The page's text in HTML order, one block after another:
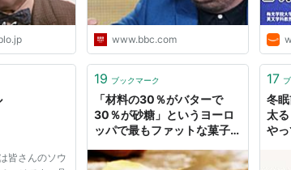
www.bbc.com
皆さんのソウ
19 ブックマーク
「材料の30％がバターで
30％が砂糖」というヨーロ
ッパで最もファットな菓子パ
17
冬
太
や